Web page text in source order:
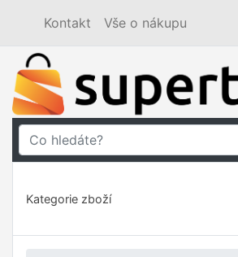
Kontakt Vše o nákupu
Kategorie zboží